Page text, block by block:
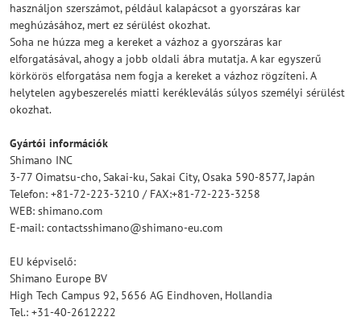
használjon szerszámot, például kalapácsot a gyorszáras kar
meghúzásához, mert ez sérülést okozhat.
Soha ne húzza meg a kereket a vázhoz a gyorszáras kar
elforgatásával, ahogy a jobb oldali ábra mutatja. A kar egyszerű
körkörös elforgatása nem fogja a kereket a vázhoz rögzíteni. A
helytelen agybeszerelés miatti kerékleválás súlyos személyi sérülést
okozhat.
Gyártói információk
Shimano INC
3-77 Oimatsu-cho, Sakai-ku, Sakai City, Osaka 590-8577, Japán
Telefon: +81-72-223-3210 / FAX:+81-72-223-3258
WEB: shimano.com
E-mail: contactsshimano@shimano-eu.com
EU képviselő:
Shimano Europe BV
High Tech Campus 92, 5656 AG Eindhoven, Hollandia
Tel.: +31-40-2612222